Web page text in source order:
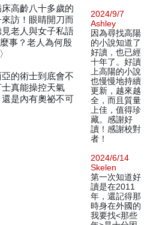
高齡八十多歲的
訪！眼睛開刀而
老人與女子私語
事？老人為何殷
的術士到底會不
真能操控天氣
是內有奧祕不可
2024/9/7
Ashley
因為尋找高陽
的小說知道了
好讀，也已經
十年了。好讀
上高陽的小說
也慢慢地持續
更新，越來越
全，而且質量
上佳，值得珍
藏。感謝好
讀！感謝校對
者！
2024/6/14
Skelen
第一次知道好
讀是在2011
年，還記得那
時身在外國的
我要找<那些